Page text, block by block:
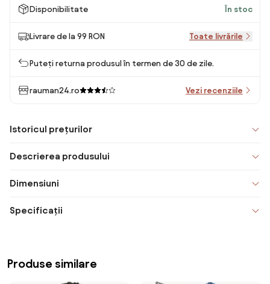
Disponibilitate În stoc
Livrare de la 99 RON Toate livrările
Puteți returna produsul în termen de 30 de zile.
rauman24.ro Vezi recenziile
Istoricul prețurilor
Descrierea produsului
Dimensiuni
Specificații
Produse similare